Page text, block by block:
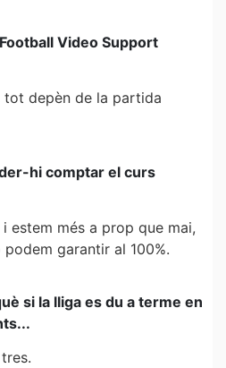
Video Support
tot depèn de la partida
hi comptar el curs
i estem més a prop que mai,
garantir al 100%.
si la lliga es du a terme en